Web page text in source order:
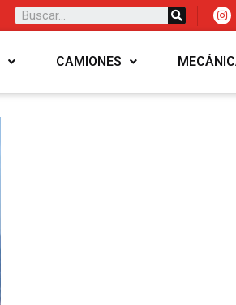
CAMIONES